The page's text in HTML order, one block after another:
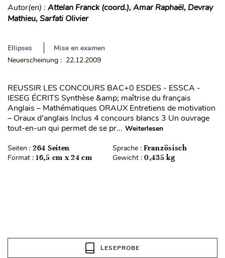
Autor(en) : Attelan Franck (coord.), Amar Raphaël, Devray
Mathieu, Sarfati Olivier
Ellipses
Mise en examen
Neuerscheinung : 22.12.2009
REUSSIR LES CONCOURS BAC+0 ESDES - ESSCA -
IESEG ÉCRITS Synthèse &amp; maîtrise du français
Anglais – Mathématiques ORAUX Entretiens de motivation
– Oraux d’anglais Inclus 4 concours blancs 3 Un ouvrage
tout-en-un qui permet de se pr... Weiterlesen
Seiten : 264 Seiten Sprache : Französisch
Format : 16,5 cm x 24 cm Gewicht : 0,435 kg
LESEPROBE